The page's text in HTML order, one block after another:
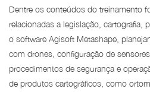
Dentre os conteúdos do treinamento
relacionadas a legislação, cartografia,
o software Agisoft Metashape,
com drones, configuração de
procedimentos de segurança e
de produtos cartográficos, como